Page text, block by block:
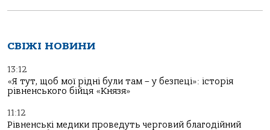
СВІЖІ НОВИНИ
13:12
«Я тут, щоб мої рідні були там – у безпеці»: історія
рівненського бійця «Князя»
11:12
Рівненські медики проведуть черговий благодійний